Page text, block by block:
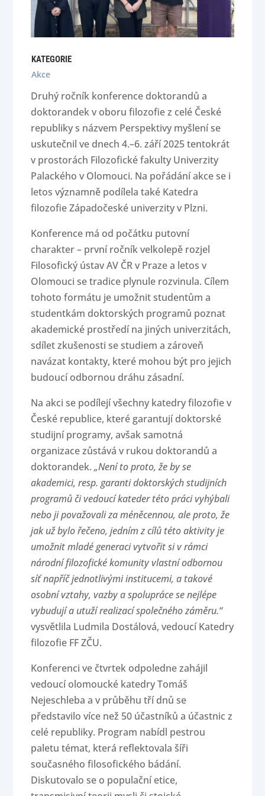
KATEGORIE
Akce
Druhý ročník konference doktorandů a
doktorandek v oboru filozofie z celé České
republiky s názvem Perspektivy myšlení se
uskutečnil ve dnech 4.–6. září 2025 tentokrát
v prostorách Filozofické fakulty Univerzity
Palackého v Olomouci. Na pořádání akce se i
letos významně podílela také Katedra
filozofie Západočeské univerzity v Plzni.
Konference má od počátku putovní
charakter – první ročník velkolepě rozjel
Filosofický ústav AV ČR v Praze a letos v
Olomouci se tradice plynule rozvinula. Cílem
tohoto formátu je umožnit studentům a
studentkám doktorských programů poznat
akademické prostředí na jiných univerzitách,
sdílet zkušenosti se studiem a zároveň
navázat kontakty, které mohou být pro jejich
budoucí odbornou dráhu zásadní.
Na akci se podílejí všechny katedry filozofie v
České republice, které garantují doktorské
studijní programy, avšak samotná
organizace zůstává v rukou doktorandů a
doktorandek.„Není to proto, že by se
akademici, resp. garanti doktorských studijních
programů či vedoucí kateder této práci vyhýbali
nebo ji považovali za méněcennou, ale proto, že
jak už bylo řečeno, jedním z cílů této aktivity je
umožnit mladé generaci vytvořit si v rámci
národní filozofické komunity vlastní odbornou
síť napříč jednotlivými institucemi, a takové
osobní vztahy, vazby a spolupráce se nejlépe
vybudují a utuží realizací společného záměru.“
vysvětlila Ludmila Dostálová, vedoucí Katedry
filozofie FF ZČU.
Konferenci ve čtvrtek odpoledne zahájil
vedoucí olomoucké katedry Tomáš
Nejeschleba a v průběhu tří dnů se
představilo více než 50 účastníků a účastnic z
celé republiky. Program nabídl pestrou
paletu témat, která reflektovala šíři
současného filosofického bádání.
Diskutovalo se o populační etice,